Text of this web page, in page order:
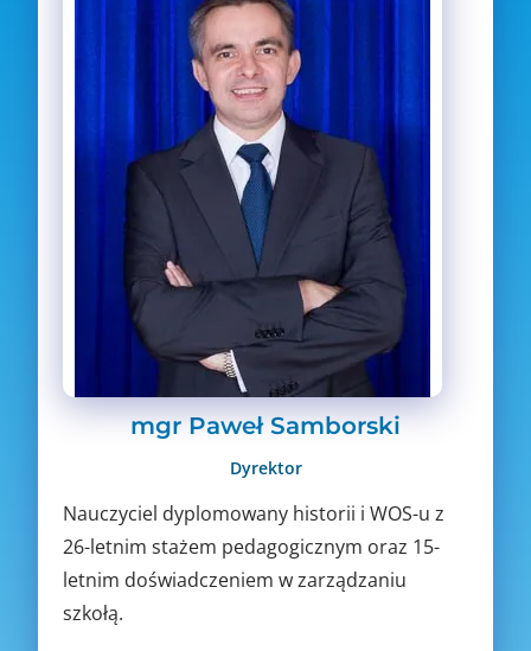
mgr Paweł Samborski
Dyrektor
Nauczyciel dyplomowany historii i WOS-u z
26-letnim stażem pedagogicznym oraz 15-
letnim doświadczeniem w zarządzaniu
szkołą.